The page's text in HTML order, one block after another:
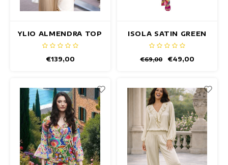
YLIO ALMENDRA TOP
€139,00
ISOLA SATIN GREEN
TOP
€69,00 €49,00